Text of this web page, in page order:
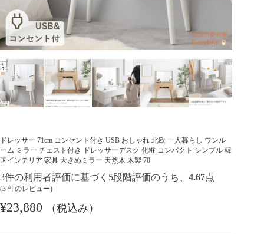
ドレッサー 71cm コンセント付き USB おしゃれ 北欧 一人暮らし ワンル
ーム ミラー チェスト付き ドレッサーデスク 化粧 コンパクト シンプル 韓
国インテリア 家具 大きめミラー 天然木 木製 70
3件の利用者評価に基づく5段階評価のうち、 4.67点
(3 件のレビュー)
¥23,880 （税込み）